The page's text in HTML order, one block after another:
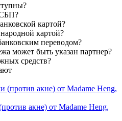
картой?
картой?
переводом?
может быть указан партнер?
средств?
акне) от Madame Heng,